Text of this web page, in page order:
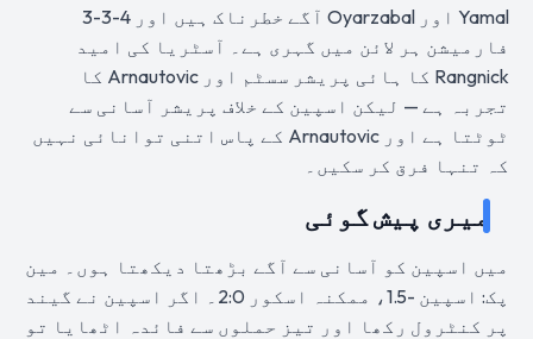
Yamal اور Oyarzabal آگے خطرناک ہیں اور 4-3-3
فارمیشن ہر لائن میں گہری ہے۔ آسٹریا کی امید
Rangnick کا ہائی پریشر سسٹم اور Arnautovic کا
تجربہ ہے — لیکن اسپین کے خلاف پریشر آسانی سے
ٹوٹتا ہے اور Arnautovic کے پاس اتنی توانائی نہیں
کہ تنہا فرق کر سکیں۔
میری پیش گوئی
میں اسپین کو آسانی سے آگے بڑھتا دیکھتا ہوں۔ مین
پک: اسپین -1.5، ممکنہ اسکور 2:0۔ اگر اسپین نے گیند
پر کنٹرول رکھا اور تیز حملوں سے فائدہ اٹھایا تو